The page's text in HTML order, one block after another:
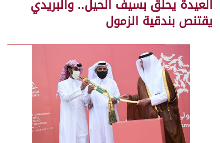
العيدة يحلق بسيف الحيل.. والبريدي
يقتنص بندقية الزمول